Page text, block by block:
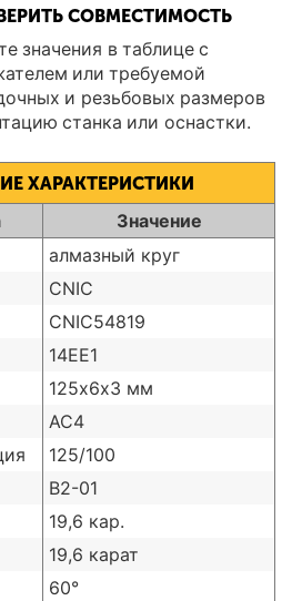
СОВМЕСТИМОСТЬ
значения в таблице с
или требуемой
и резьбовых размеров
станка или оснастки.
ХАРАКТЕРИСТИКИ
Значение
алмазный круг
CNIC
CNIC54819
14ЕЕ1
125х6х3 мм
АС4
125/100
В2-01
19,6 кар.
19,6 карат
60°